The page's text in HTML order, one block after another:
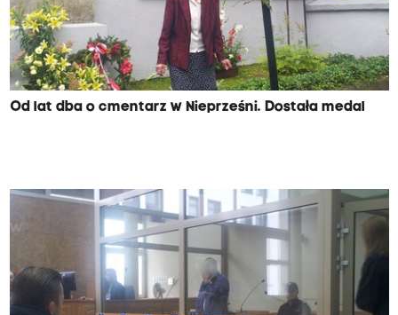
Od lat dba o cmentarz w Nieprześni. Dostała medal